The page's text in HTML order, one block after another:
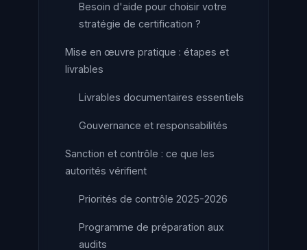
Besoin d'aide pour choisir votre
stratégie de certification ?
Mise en œuvre pratique : étapes et
livrables
Livrables documentaires essentiels
Gouvernance et responsabilités
Sanction et contrôle : ce que les
autorités vérifient
Priorités de contrôle 2025-2026
Programme de préparation aux
audits